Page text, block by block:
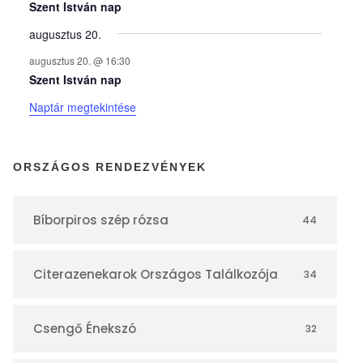
y
e
k
n
a
á
Szent István nap
augusztus 20.
augusztus 20. @ 16:30
Szent István nap
Naptár megtekintése
ORSZÁGOS RENDEZVÉNYEK
Bíborpiros szép rózsa 44
Citerazenekarok Országos Találkozója 34
Csengő Énekszó 32